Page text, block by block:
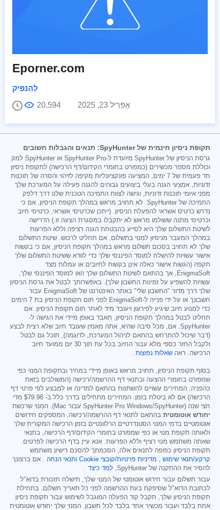
Eporner.com
לְהַנפִּיק
אַפּרִיל 23, 2025
20,594
תקופת ניסיון חינמית של SpyHunter: תנאים והגבלות חשובים
גרסת הניסיון של SpyHunter מיועדת ל-SpyHunter Pro או SpyHunter למק
וכוללת מספר מכשירים (כמפורט בחומרי הקידום/דף הרכישה) לתקופת ניסיון
חד פעמית של 7 ימים, המציעה פונקציונליות מקיפה לזיהוי והסרה של תוכנות
זדוניות, אמצעי הגנה בעלי ביצועים גבוהים להגנה פעילה על המערכת שלך
מפני איומי תוכנות זדוניות, וגישה לצוות התמיכה הטכנית שלנו דרך דלפק
התמיכה של SpyHunter. לא תחויב מראש במהלך תקופת הניסיון, אם כי
נדרש כרטיס אשראי להפעלת הניסיון. (ייתכן שכרטיסי אשראי, כרטיסי חיוב
וכרטיסי מתנה ששולמו מראש לא יתקבלו במסגרת הצעה זו.) הדרישה
לשיטת התשלום שלך היא לסייע בהבטחת הגנה רציפה וללא הפרעות
במהלך המעבר מניסיון למנוי בתשלום, אם תחליט לרכוש. שיטת התשלום
שלך לא תחויב בסכום תשלום מראש במהלך תקופת הניסיון, אם כי בקשות
אישור עשויות להישלח למוסד הפיננסי שלך כדי לוודא ששיטת התשלום שלך
תקפה (הגשות אישור כאלה אינן בקשות לחיובים או עמלות מצד
EnigmaSoft, אך בהתאם לשיטת התשלום שלך ו/או למוסד הפיננסי שלך,
עשויות להשפיע על זמינות החשבון שלך). באפשרותך לבטל את גרסת הניסיון
שלך דרך מדור "החשבון שלי" באתר האינטרנט של EnigmaSoft עבור
חשבונך או על ידי פנייה ל-EnigmaSoft לפני תום תקופת הניסיון בת 7 הימים
כדי למנוע חיוב שיגיע לפירעון ויעובד מיד לאחר תום תקופת הניסיון. אם
תחליט לבטל במהלך תקופת הניסיון, תאבד באופן מיידי את הגישה ל-
SpyHunter. אם, מכל סיבה שהיא, אתה מאמין שעובד חיוב שלא רצית לבצע
(דבר שיכול להתרחש בהתאם לניהול המערכת, לדוגמה), תוכל גם לבטל
ולקבל החזר כספי מלא עבור החיוב בכל עת תוך 30 יום ממועד חיוב
הרכישה. ראה שאלות נפוצות
בסוף תקופת הניסיון, תחויב מראש באופן מיידי במחיר ובתקופת המנוי כפי
שמפורט בחומרי ההצעה ובתנאי דף ההרשמה/רכישה (המשולבים בזאת
כהפניה; המחירים עשויים להשתנות בהתאם למדינה או למבצע לפי פרטי דף
הרכישה) אם לא ביטלת בזמן. המחירים מתחילים בדרך כלל ב- $79.98 מדי
חצי שנה (SpyHunter Pro Windows/SpyHunter עבור Mac). המנוי שרכשת
יחודש אוטומטית בהתאם לתנאי דף ההרשמה/רכישה, המספקים חידושים
אוטומטיים בדמי המנוי הסטנדרטיים הרלוונטיים בזמן הרכישה המקורית שלך
ולאותה תקופת מנוי או כפי שמפורט בחומרי הקידום/דף הרכישה, בתנאי
שאתה משתמש מנוי רציף וללא הפרעות. אנא עיין בדף הרכישה לפרטים.
תקופת הניסיון כפופה לתנאים אלה, הסכמתך להסכם רישיון משתמש
קרקע/תנאי שימוש
מדיניות פרטיות/קובצי Cookie ותנאי הנחה . אם ברצונך
להסיר את ההתקנה של SpyHunter,
למד כיצד
עבור תשלום עבור חידוש אוטומטי של המנוי שלך, תישלח תזכורת בדוא"ל
לכתובת הדוא"ל שסיפקת בעת ההרשמה לפני כל תאריך תשלום. בתחילת
תקופת הניסיון שלך, תקבל קוד הפעלה המוגבל לשימוש עבור תקופת ניסיון
אחת בלבד ועבור מכשיר אחד בלבד לכל חשבון. המנוי שלך יחודש אוטומטית